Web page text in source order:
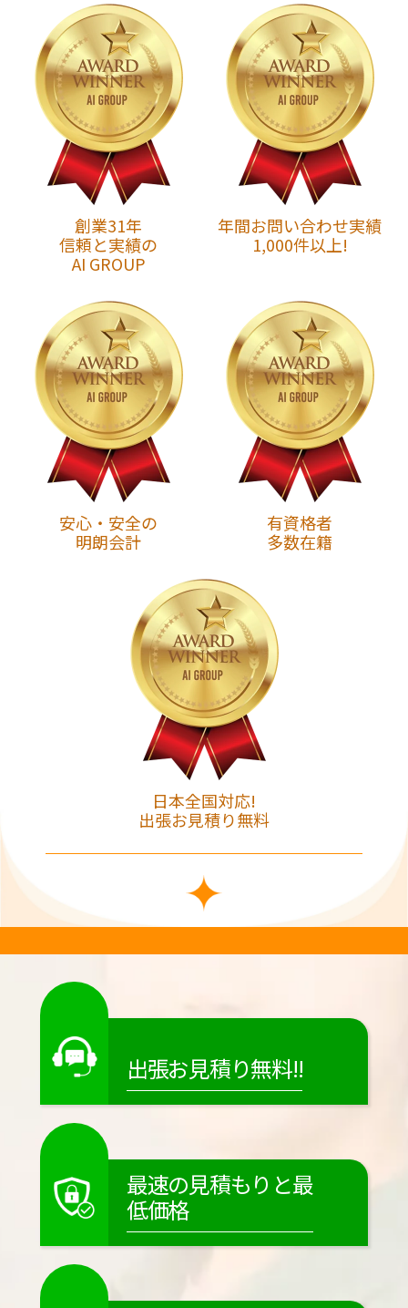
創業31年
信頼と実績の
AI GROUP
年間お問い合わせ実績
1,000件以上!
安心・安全の
明朗会計
有資格者
多数在籍
日本全国対応!
出張お見積り無料
出張お見積り無料!!
最速の見積もりと最
低価格